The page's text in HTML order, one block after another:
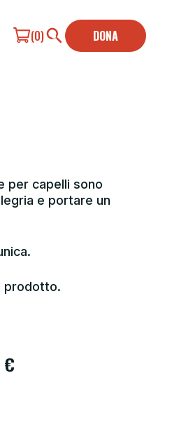
(0) DONA
per capelli sono
e portare un
prodotto.
€